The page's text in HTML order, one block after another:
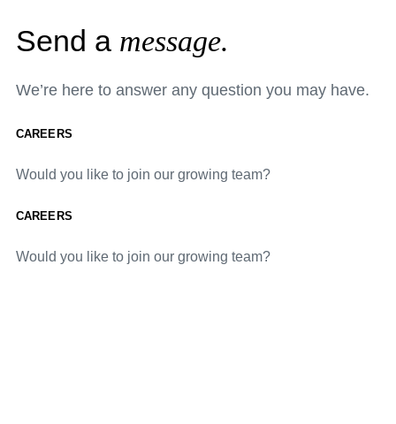
Send a message.
We’re here to answer any question you may have.
CAREERS
Would you like to join our growing team?
CAREERS
Would you like to join our growing team?